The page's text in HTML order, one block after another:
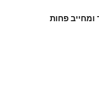
ומחייב פחות